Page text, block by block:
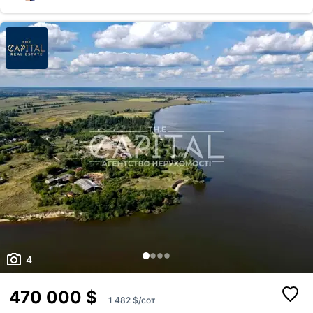
Києва 30 хв на авто
4
470 000 $ 1 482 $/сот
Оголошення неактуальне
Неправильні фото
Неправильне відео
Неправильна адреса
Інше
Я - власник об'єкту
Це мій ексклюзив
Об'єкт не існує
Максимум 10 Мб на одне фото, формат: jpeg/
Надіслати
Зареєструйте рієлторів АН на
RIELTOR.UA, та
привʼяжіть їхні акаунти до акаунту АН, щоб:
бачити сукупну статистику та витрати
оголошенням ваших рієлторів,
поповнювати баланс вашим рієлторам,
бачити в кабінеті всі оголошення,
вашими рієлторами,
оголошення рієлторів були брендовані
вашого АН